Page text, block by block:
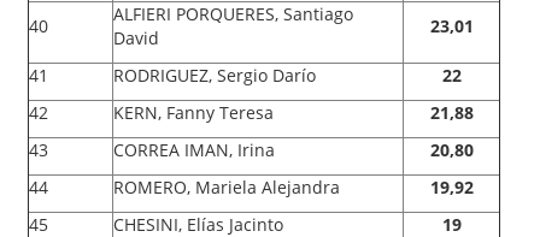
40
ALFIERI PORQUERES, Santiago
David
23,01
41 RODRIGUEZ, Sergio Darío
22
42
KERN, Fanny Teresa
21,88
43
CORREA IMAN, Irina
20,80
44
ROMERO, Mariela Alejandra
19,92
45
CHESINI, Elías Jacinto
19